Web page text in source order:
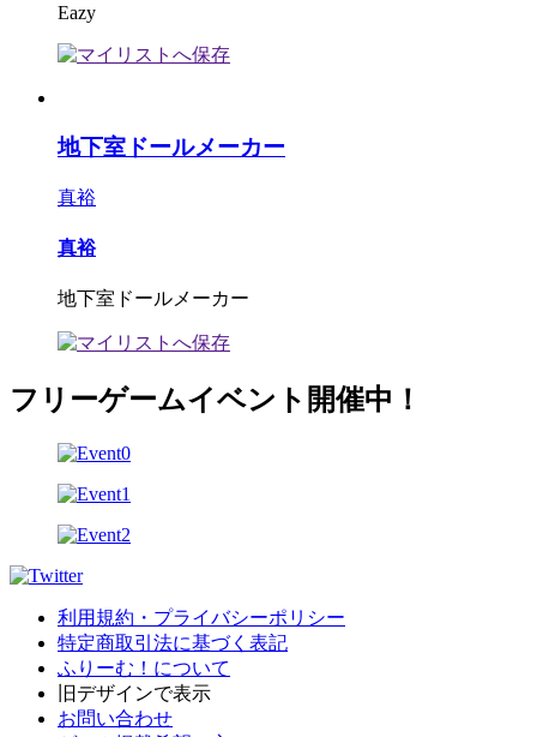
Eazy
地下室ドールメーカー
真裕
真裕
地下室ドールメーカー
フリーゲームイベント開催中！
利用規約・プライバシーポリシー
特定商取引法に基づく表記
ふりーむ！について
旧デザインで表示
お問い合わせ